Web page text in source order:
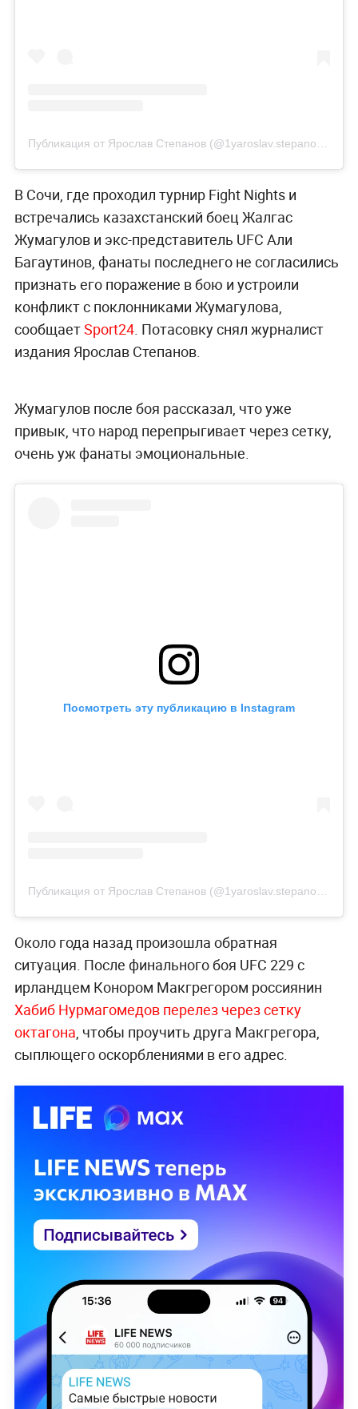
Публикация от Ярослав Степанов (@1yaroslav.stepanov1)
В Сочи, где проходил турнир Fight Nights и
встречались казахстанский боец Жалгас
Жумагулов и экс-представитель UFC Али
Багаутинов, фанаты последнего не согласились
признать его поражение в бою и устроили
конфликт с поклонниками Жумагулова,
сообщаетSport24. Потасовку снял журналист
издания Ярослав Степанов.
Жумагулов после боя рассказал, что уже
привык, что народ перепрыгивает через сетку,
очень уж фанаты эмоциональные.
Посмотреть эту публикацию в Instagram
Около года назад произошла обратная
ситуация. После финального боя UFC 229 с
ирландцем Конором Макгрегором россиянин
Хабиб Нурмагомедов перелез через сетку
октагона , чтобы проучить друга Макгрегора,
сыплющего оскорблениями в его адрес.